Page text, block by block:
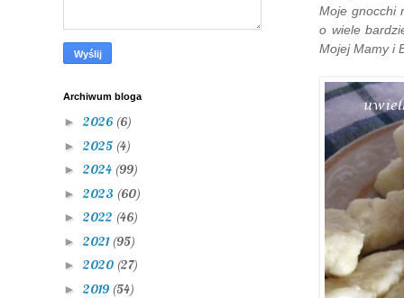
Moje gnocchi
o wiele
Mojej Mamy i
Archiwum bloga
► 2026 (6)
► 2025 (4)
► 2024 (99)
► 2023 (60)
► 2022 (46)
► 2021 (95)
► 2020 (27)
► 2019 (54)